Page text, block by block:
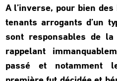
A l’inverse, pour bien
tenants arrogants d’un
sont responsables de
rappelant
passé et notamment